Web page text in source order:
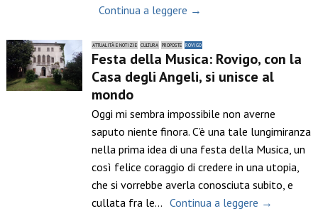
Continua a leggere →
ATTUALITÀ E NOTIZIE CULTURA PROPOSTE ROVIGO
Festa della Musica: Rovigo, con la
Casa degli Angeli, si unisce al
mondo
Oggi mi sembra impossibile non averne
saputo niente finora. C’è una tale lungimiranza
nella prima idea di una festa della Musica, un
così felice coraggio di credere in una utopia,
che si vorrebbe averla conosciuta subito, e
cullata fra le… Continua a leggere →